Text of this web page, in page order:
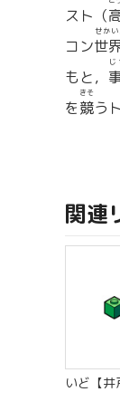
スト（
コン世
せか
もと，
じ
を競
きそ
う
関連
いど【井